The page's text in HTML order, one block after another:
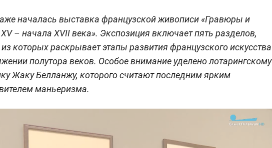
началась выставка французской живописи «Гравюры и
– начала XVII века». Экспозиция включает пять разделов,
которых раскрывает этапы развития французского искусства
полутора веков. Особое внимание уделено лотарингскому
Жаку Белланжу, которого считают последним ярким
маньеризма.